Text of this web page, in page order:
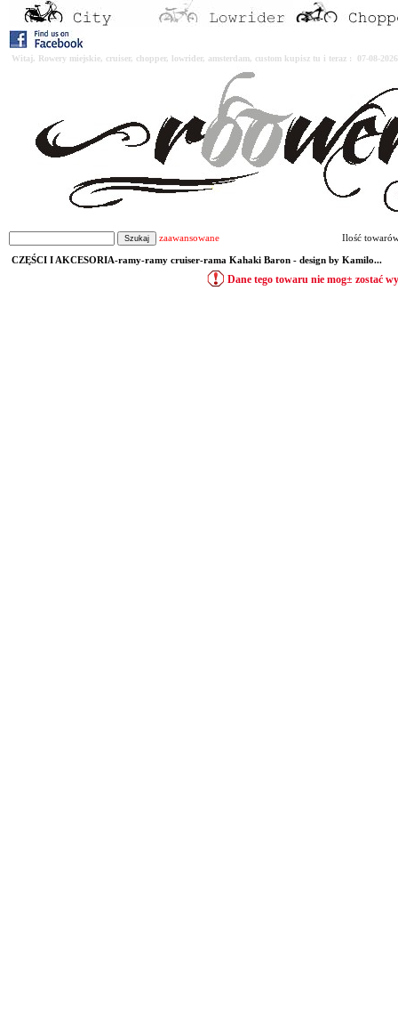
Witaj. Rowery miejskie, cruiser, chopper, lowrider, amsterdam, custom kupisz tu i teraz : 07-08-
zaawansowane Ilość
CZĘŚCI I AKCESORIA-ramy-ramy cruiser-rama Kahaki Baron - design by Kamilo...
Dane tego towaru nie mog± zostać